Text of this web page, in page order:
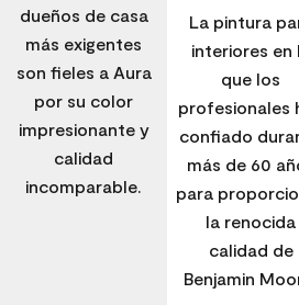
dueños de casa
más exigentes
son fieles a Aura
por su color
impresionante y
calidad
incomparable.
La pintura
interiores en
que los
profesionales
confiado
más de 60
para
la renocida
calidad de
Benjamin